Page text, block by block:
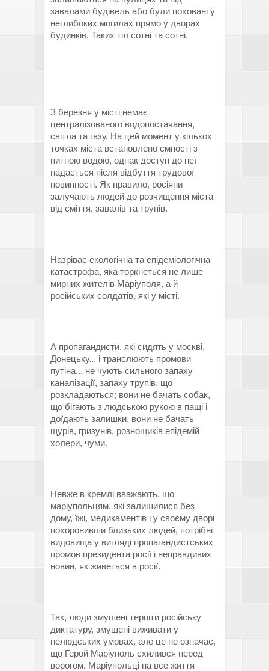
завалами будівель або були поховані у
неглибоких могилах прямо у дворах
будинків. Таких тіл сотні та сотні.
З березня у місті немає
централізованого водопостачання,
світла та газу. На цей момент у кількох
точках міста встановлено ємності з
питною водою, однак доступ до неї
надається після відбуття трудової
повинності. Як правило, росіяни
залучають людей до розчищення міста
від сміття, завалів та трупів.
Назріває екологічна та епідеміологічна
катастрофа, яка торкнеться не лише
мирних жителів Маріуполя, а й
російських солдатів, які у місті.
А пропагандисти, які сидять у москві,
Донецьку... і транслюють промови
путіна... не чують сильного запаху
каналізації, запаху трупів, що
розкладаються; вони не бачать собак,
що бігають з людською рукою в пащі і
доїдають залишки, вони не бачать
щурів, гризунів, рознощиків епідемій
холери, чуми.
Невже в кремлі вважають, що
маріупольцям, які залишилися без
дому, їжі, медикаментів і у своєму дворі
похоронивши близьких людей, потрібні
видовища у вигляді пропагандистських
промов президента росії і неправдивих
новин, як живеться в росії.
Так, люди змушені терпіти російську
диктатуру, змушені виживати у
нелюдських умовах, але це не означає,
що Герой Маріуполь схилився перед
ворогом. Маріупольці на все життя